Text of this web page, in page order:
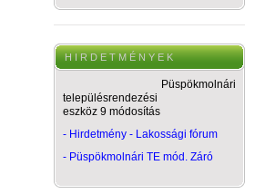
H I R D E T M É N Y E K
Püspökmolnári
településrendezési
eszköz 9 módosítás
- Hirdetmény - Lakossági fórum
- Püspökmolnári TE mód. Záró